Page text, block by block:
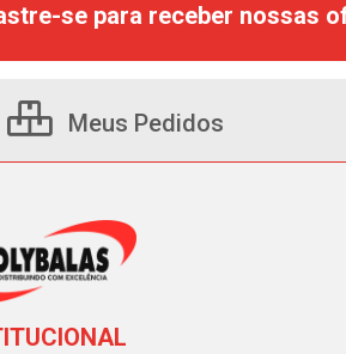
se para receber nossas
Meus Pedidos